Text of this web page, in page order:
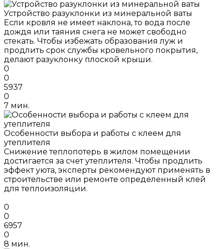
Устройство разуклонки из минеральной ваты
Если кровля не имеет наклона, то вода после
дождя или таяния снега не может свободно
стекать. Чтобы избежать образования луж и
продлить срок службы кровельного покрытия,
делают разуклонку плоской крыши.
0
0
5937
0
7 мин.
Особенности выбора и работы с клеем для
утеплителя
Снижение теплопотерь в жилом помещении
достигается за счет утеплителя. Чтобы продлить
эффект уюта, эксперты рекомендуют применять в
строительстве или ремонте определенный клей
для теплоизоляции.
0
0
6957
0
8 мин.